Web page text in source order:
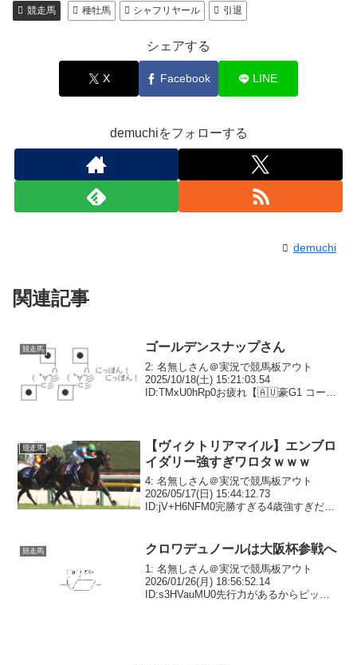
競走馬 種牡馬 シャフリヤール 引退
シェアする
X Facebook LINE
demuchiをフォローする
demuchi
関連記事
競走馬 ゴールデンスナップさん
2: 名無しさん＠実況で競馬板アウト
2025/10/18(土) 15:21:03.54
ID:TMxU0hRp0お疲れ【🇦🇺豪G1 コーフ
競走馬
【ヴィクトリアマイル】エンブロ
イダリー強すぎワロタｗｗｗ
4: 名無しさん＠実況で競馬板アウト
2026/05/17(日) 15:44:12.73
ID:jV+H6NFM0完勝すぎる4歳強すぎだろ
競走馬 クロワデュノールは大阪杯参戦へ
1: 名無しさん＠実況で競馬板アウト
2026/01/26(月) 18:56:52.14
ID:s3HVauMU0先行力があるからピッタ